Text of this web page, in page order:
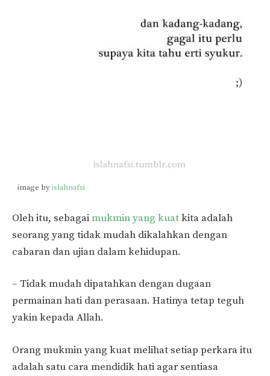
image byislahnafsi
Oleh itu, sebagaimukmin yang kuatkita adalah
seorang yang tidak mudah dikalahkan dengan
cabaran dan ujian dalam kehidupan.
– Tidak mudah dipatahkan dengan dugaan
permainan hati dan perasaan. Hatinya tetap teguh
yakin kepada Allah.
Orang mukmin yang kuat melihat setiap perkara itu
adalah satu cara mendidik hati agar sentiasa